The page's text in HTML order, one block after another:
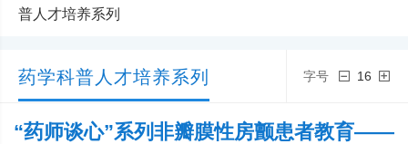
普人才培养系列
药学科普人才培养系列 字号 16
“药师谈心”系列非瓣膜性房颤患者教育——